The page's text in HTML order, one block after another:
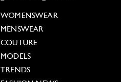
WOMENSWEAR
MENSWEAR
COUTURE
MODELS
TRENDS